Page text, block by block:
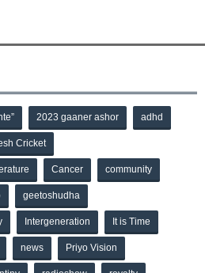
2023 gaaner ashor adhd
Cricket
Cancer community
geetoshudha
Intergeneration It is Time
news Priyo Vision